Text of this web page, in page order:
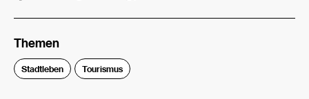
Themen
Stadtleben Tourismus